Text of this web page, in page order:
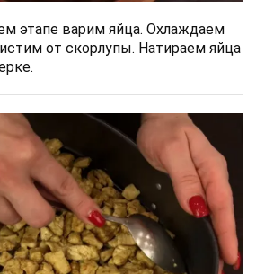
этапе варим яйца. Охлаждаем
от скорлупы. Натираем яйца